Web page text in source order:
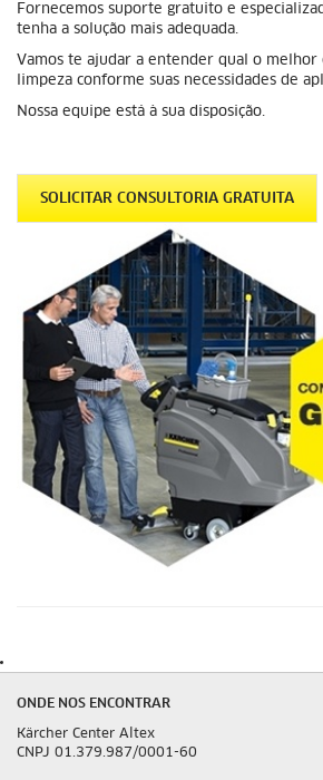
Fornecemos suporte gratuito e
tenha a solução mais adequada.
Vamos te ajudar a entender qual o melhor
limpeza conforme suas necessidades de
Nossa equipe está à sua disposição.
SOLICITAR CONSULTORIA GRATUITA
ONDE NOS ENCONTRAR
Kärcher Center Altex
CNPJ 01.379.987/0001-60